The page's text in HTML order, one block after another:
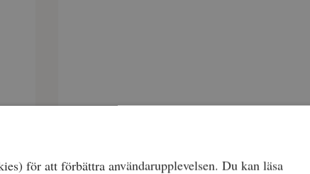
för att förbättra användarupplevelsen. Du kan läsa